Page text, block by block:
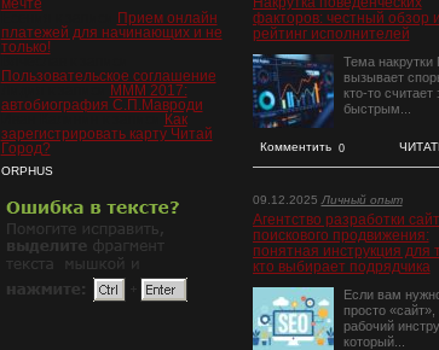
мечте
Прием онлайн
платежей для начинающих и не
только!
Пользовательское соглашение
МММ 2017:
автобиография С.П.Мавроди
Как
зарегистрировать карту Читай
Город?
ORPHUS
факторов: честный обзор и
рейтинг исполнителей
Тема накрутки
вызывает
кто-то считает
быстрым...
Комментить 0
09.12.2025 Личный опыт
Агентство разработки
поискового продвижения:
понятная инструкция для
кто выбирает подрядчика
Если вам
просто «сайт»,
рабочий
который...